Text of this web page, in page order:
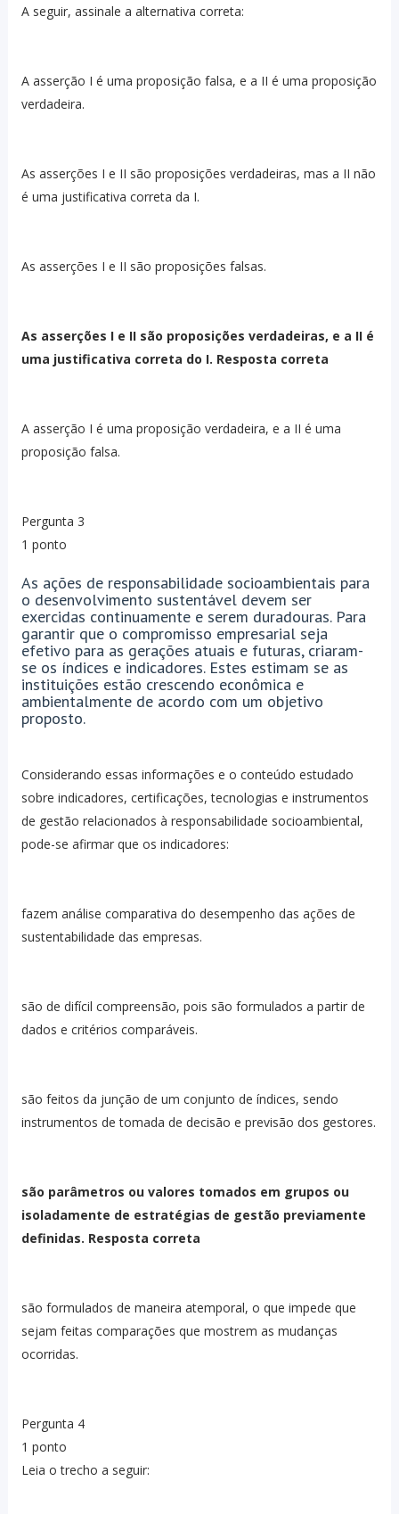
A seguir, assinale a alternativa correta:
A asserção I é uma proposição falsa, e a II é uma proposição
verdadeira.
As asserções I e II são proposições verdadeiras, mas a II não
é uma justificativa correta da I.
As asserções I e II são proposições falsas.
As asserções I e II são proposições verdadeiras, e a II é
uma justificativa correta do I. Resposta correta
A asserção I é uma proposição verdadeira, e a II é uma
proposição falsa.
Pergunta 3
1 ponto
As ações de responsabilidade socioambientais para
o desenvolvimento sustentável devem ser
exercidas continuamente e serem duradouras. Para
garantir que o compromisso empresarial seja
efetivo para as gerações atuais e futuras, criaram-
se os índices e indicadores. Estes estimam se as
instituições estão crescendo econômica e
ambientalmente de acordo com um objetivo
proposto.
Considerando essas informações e o conteúdo estudado
sobre indicadores, certificações, tecnologias e instrumentos
de gestão relacionados à responsabilidade socioambiental,
pode-se afirmar que os indicadores:
fazem análise comparativa do desempenho das ações de
sustentabilidade das empresas.
são de difícil compreensão, pois são formulados a partir de
dados e critérios comparáveis.
são feitos da junção de um conjunto de índices, sendo
instrumentos de tomada de decisão e previsão dos gestores.
são parâmetros ou valores tomados em grupos ou
isoladamente de estratégias de gestão previamente
definidas. Resposta correta
são formulados de maneira atemporal, o que impede que
sejam feitas comparações que mostrem as mudanças
ocorridas.
Pergunta 4
1 ponto
Leia o trecho a seguir: